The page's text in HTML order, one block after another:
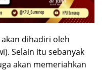
dihadiri oleh
Selain itu sebanyak
akan memeriahkan